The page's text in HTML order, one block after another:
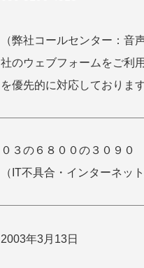
（弊社コールセンター：
社のウェブフォームをご利
を優先的に対応しております
０３の６８００の３０９０
（IT不具合・インターネッ
2003年3月13日